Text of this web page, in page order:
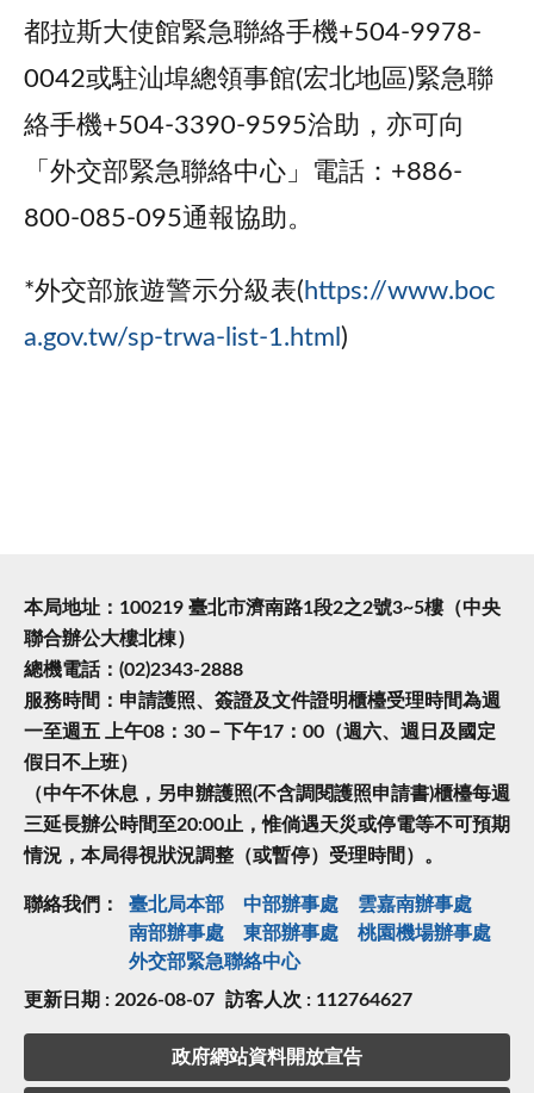
都拉斯大使館緊急聯絡手機+504-9978-
0042或駐汕埠總領事館(宏北地區)緊急聯
絡手機+504-3390-9595洽助，亦可向
「外交部緊急聯絡中心」電話：+886-
800-085-095通報協助。
*外交部旅遊警示分級表(https://www.boc
a.gov.tw/sp-trwa-list-1.html )
本局地址：100219 臺北市濟南路1段2之2號3~5樓（中央
聯合辦公大樓北棟）
總機電話：(02)2343-2888
服務時間：申請護照、簽證及文件證明櫃檯受理時間為週
一至週五 上午08：30－下午17：00（週六、週日及國定
假日不上班）
（中午不休息，另申辦護照(不含調閱護照申請書)櫃檯每週
三延長辦公時間至20:00止，惟倘遇天災或停電等不可預期
情況，本局得視狀況調整（或暫停）受理時間）。
聯絡我們： 臺北局本部 中部辦事處
雲嘉南辦事處
南部辦事處
東部辦事處
桃園機場辦事處
外交部緊急聯絡中⼼
更新日期 : 2026-08-07 訪客人次 : 112764627
政府網站資料開放宣告